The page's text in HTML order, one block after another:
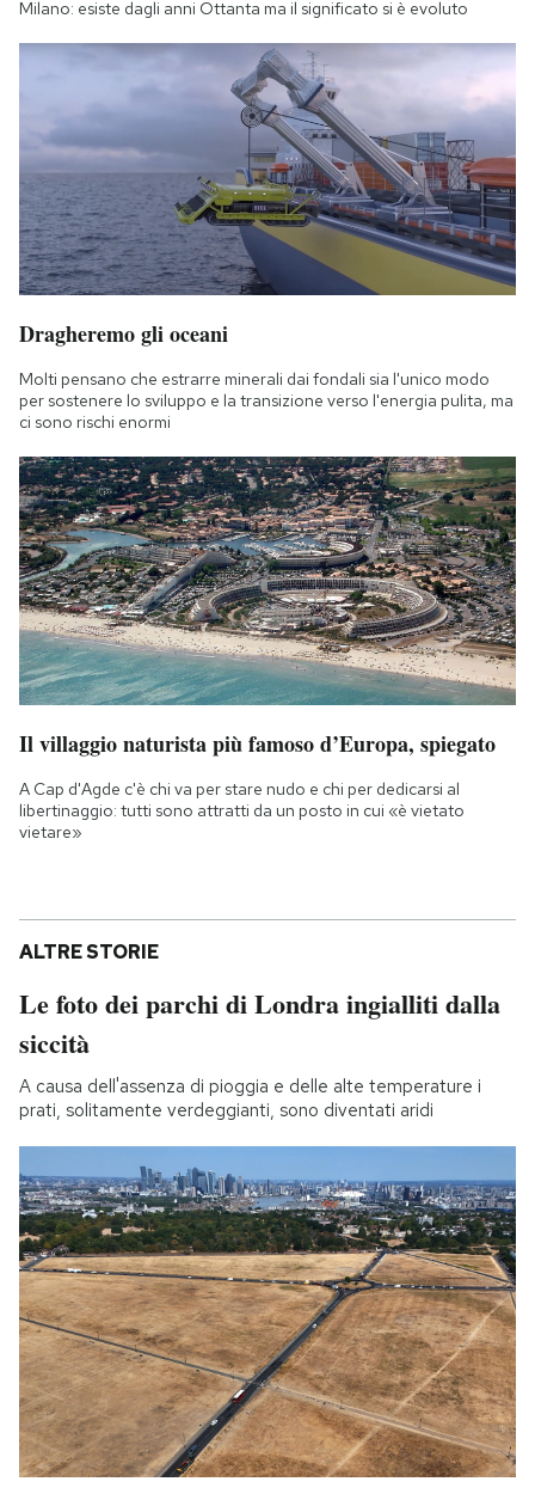
Milano: esiste dagli anni Ottanta ma il significato si è evoluto
Dragheremo gli oceani
Molti pensano che estrarre minerali dai fondali sia l'unico modo
per sostenere lo sviluppo e la transizione verso l'energia pulita, ma
ci sono rischi enormi
Il villaggio naturista più famoso d’Europa, spiegato
A Cap d'Agde c'è chi va per stare nudo e chi per dedicarsi al
libertinaggio: tutti sono attratti da un posto in cui «è vietato
vietare»
ALTRE STORIE
Le foto dei parchi di Londra ingialliti dalla
siccità
A causa dell'assenza di pioggia e delle alte temperature i
prati, solitamente verdeggianti, sono diventati aridi